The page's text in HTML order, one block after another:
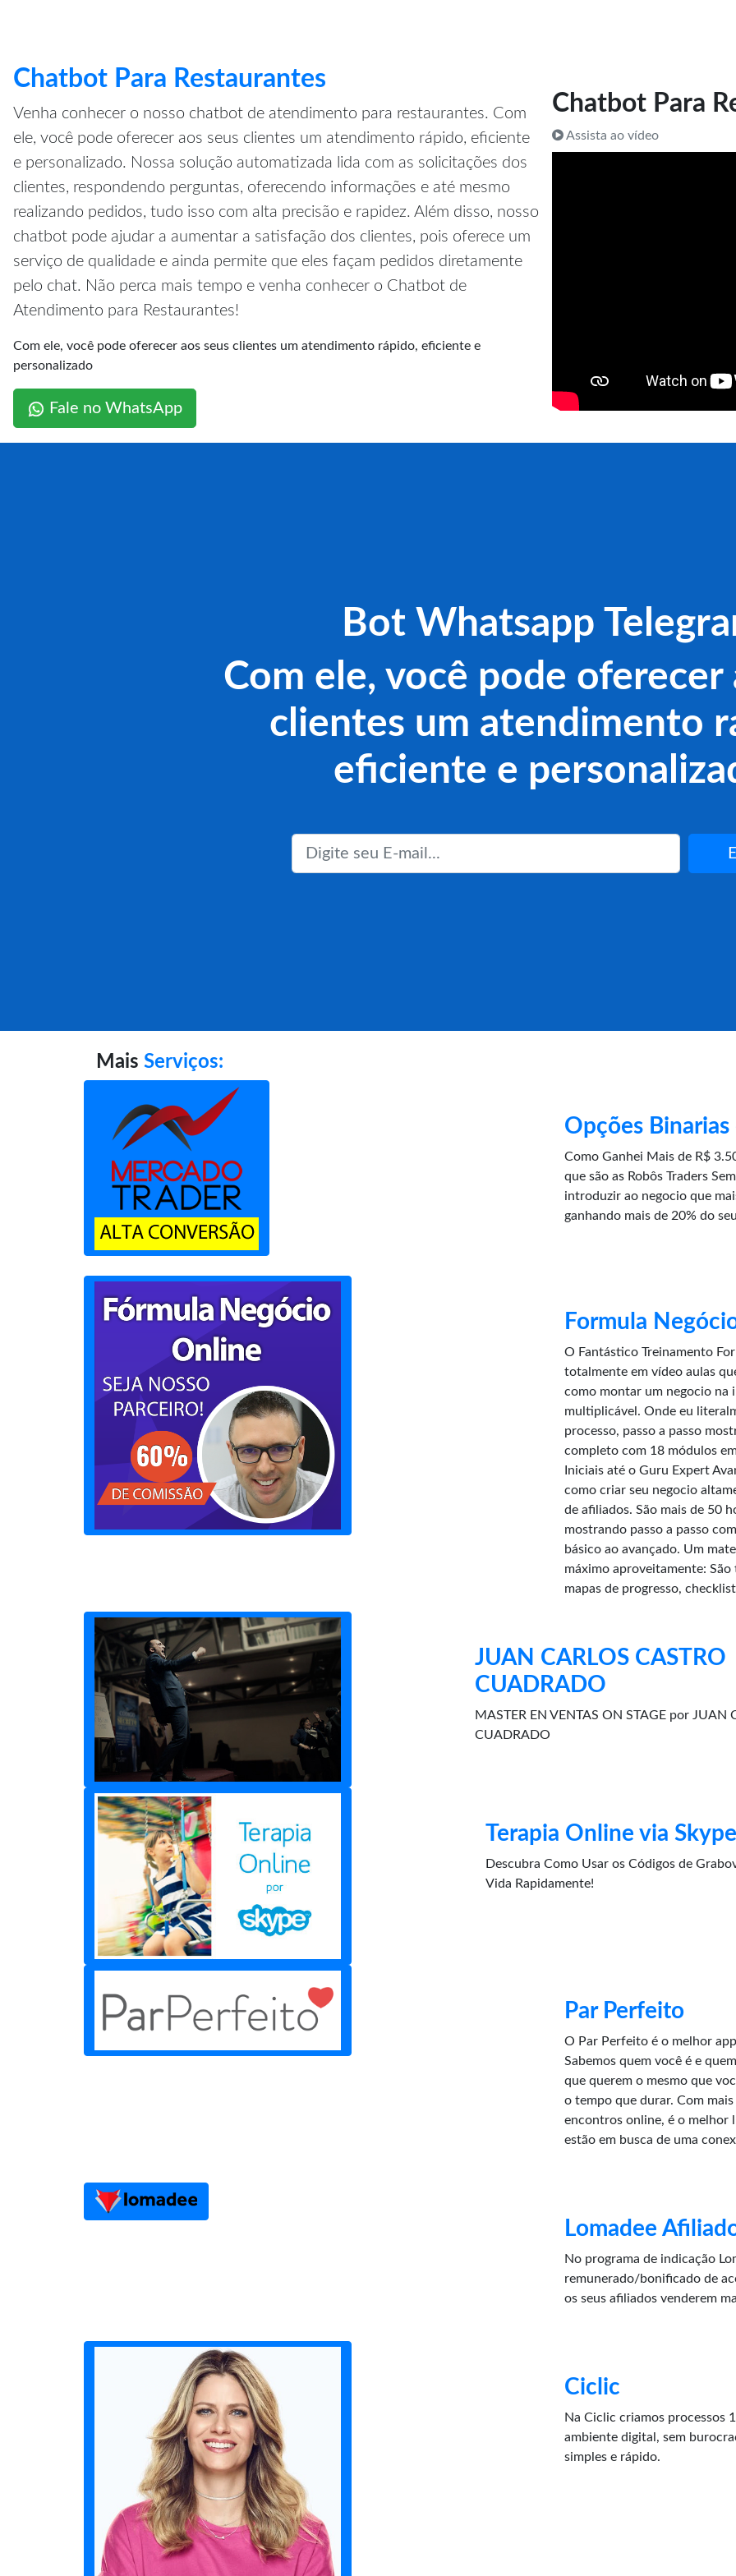
Chatbot Para
Assista ao vídeo
Chatbot Para Restaurantes
Venha conhecer o nosso chatbot de atendimento para restaurantes. Com
ele, você pode oferecer aos seus clientes um atendimento rápido, eficiente
e personalizado. Nossa solução automatizada lida com as solicitações dos
clientes, respondendo perguntas, oferecendo informações e até mesmo
realizando pedidos, tudo isso com alta precisão e rapidez. Além disso, nosso
chatbot pode ajudar a aumentar a satisfação dos clientes, pois oferece um
serviço de qualidade e ainda permite que eles façam pedidos diretamente
pelo chat. Não perca mais tempo e venha conhecer o Chatbot de
Atendimento para Restaurantes!
Com ele, você pode oferecer aos seus clientes um atendimento rápido, eficiente e
personalizado
Fale no WhatsApp
Bot Whatsapp
Com ele, você pode oferecer
clientes um atendimento
eficiente e
Mais Serviços:
Opções Binarias
Como Ganhei Mais de R$
que são as Robôs Traders
introduzir ao negocio que
ganhando mais de 20% do
Formula
O Fantástico Treinamento
totalmente em vídeo aulas
como montar um negocio na
multiplicável. Onde eu
processo, passo a passo
completo com 18 módulos
Iniciais até o Guru Expert
como criar seu negocio
de afiliados. São mais de 50
mostrando passo a passo
básico ao avançado. Um
máximo aproveitamente:
mapas de progresso,
JUAN CARLOS CASTRO
CUADRADO
MASTER EN VENTAS ON STAGE por JUAN
CUADRADO
Terapia Online via Skype
Descubra Como Usar os Códigos de
Vida Rapidamente!
Par Perfeito
O Par Perfeito é o melhor
Sabemos quem você é e
que querem o mesmo que
o tempo que durar. Com
encontros online, é o melhor
estão em busca de uma
Lomadee
No programa de indicação
remunerado/bonificado de
os seus afiliados venderem
Ciclic
Na Ciclic criamos processos
ambiente digital, sem
simples e rápido.